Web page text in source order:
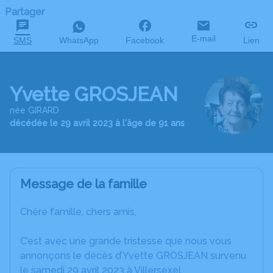
Partager
SMS WhatsApp Facebook E-mail Lien
Yvette GROSJEAN
née GIRARD
décédée le 29 avril 2023 à l'âge de 91 ans
Message de la famille
Chère famille, chers amis,
C’est avec une grande tristesse que nous vous
annonçons le décès d’Yvette GROSJEAN survenu
le samedi 29 avril 2023 à Villersexel.